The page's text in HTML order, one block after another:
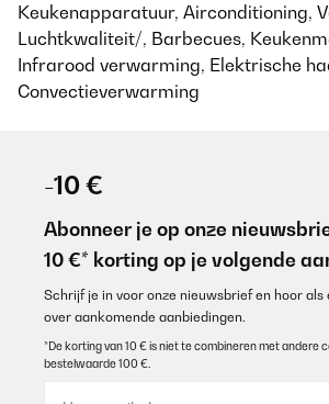
Keukenapparatuur, Airconditioning,
Luchtkwaliteit/, Barbecues,
Infrarood verwarming, Elektrische
Convectieverwarming
-10 €
Abonneer je op onze
10 €* korting op je volgende
Schrijf je in voor onze nieuwsbrief en hoor als
over aankomende aanbiedingen.
*De korting van 10 € is niet te combineren met andere
bestelwaarde 100 €.